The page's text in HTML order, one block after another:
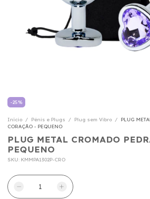
-25%
Início / Pênis e Plugs / Plug sem Vibro /
PLUG
CORAÇÃO - PEQUENO
PLUG METAL CROMADO
PEQUENO
SKU: KMMPA1302P-CRO